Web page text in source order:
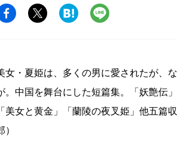
女・夏姫は、多くの男に愛されたが、な
。中国を舞台にした短篇集。「妖艶伝」
美女と黄金」「蘭陵の夜叉姫」他五篇収